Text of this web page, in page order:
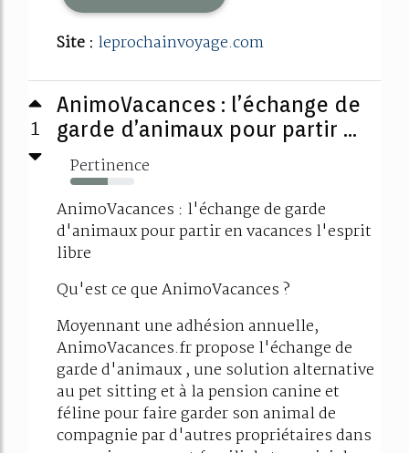
Site : leprochainvoyage.com
1
AnimoVacances : l’échange de
garde d’animaux pour partir ...
Pertinence
59%
AnimoVacances : l'échange de garde
d'animaux pour partir en vacances l'esprit
libre
Qu'est ce que AnimoVacances ?
Moyennant une adhésion annuelle,
AnimoVacances.fr propose l'échange de
garde d'animaux , une solution alternative
au pet sitting et à la pension canine et
féline pour faire garder son animal de
compagnie par d'autres propriétaires dans